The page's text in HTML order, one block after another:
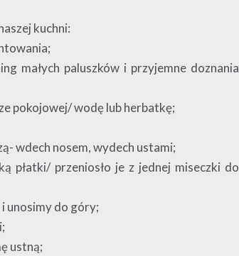
kuchni:
małych paluszków i przyjemne doznania
pokojowej/ wodę lub herbatkę;
wdech nosem, wydech ustami;
płatki/ przeniosło je z jednej miseczki do
unosimy do góry;
ustną;